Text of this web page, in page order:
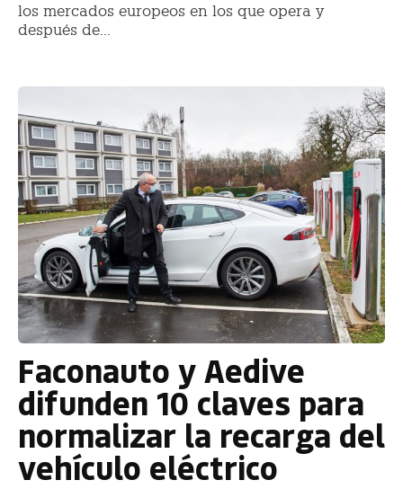
los mercados europeos en los que opera y
después de...
Faconauto y Aedive
difunden 10 claves para
normalizar la recarga del
vehículo eléctrico